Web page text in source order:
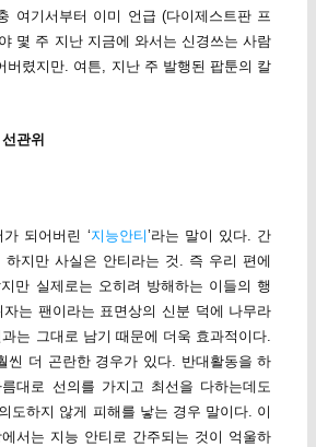
여기서부터 이미 언급 (다이제스트판 프
몇 주 지난 지금에 와서는 신경쓰는 사람
버렸지만. 여튼, 지난 주 발행된 팝툰의 칼
관위
되어버린 ‘지능안티’라는 말이 있다. 간
하지만 사실은 안티라는 것. 즉 우리 편에
만 실제로는 오히려 방해하는 이들의 행
는 팬이라는 표면상의 신분 덕에 나무라
는 그대로 남기 때문에 더욱 효과적이다.
씬 더 곤란한 경우가 있다. 반대활동을 하
대로 선의를 가지고 최선을 다하는데도
도하지 않게 피해를 낳는 경우 말이다. 이
에서는 지능 안티로 간주되는 것이 억울하